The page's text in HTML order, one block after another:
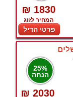
₪ 1830
המחיר לזוג
פרטי הדיל
25%
הנחה
₪ 2030